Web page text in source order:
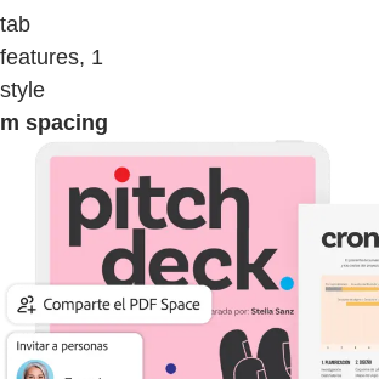
tab
features, 1
style
m spacing